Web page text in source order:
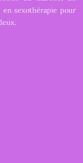
sexothérapie pour